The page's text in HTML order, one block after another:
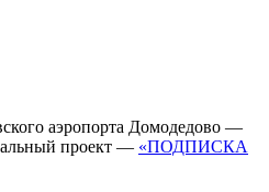
аэропорта Домодедово —
проект — «ПОДПИСКА